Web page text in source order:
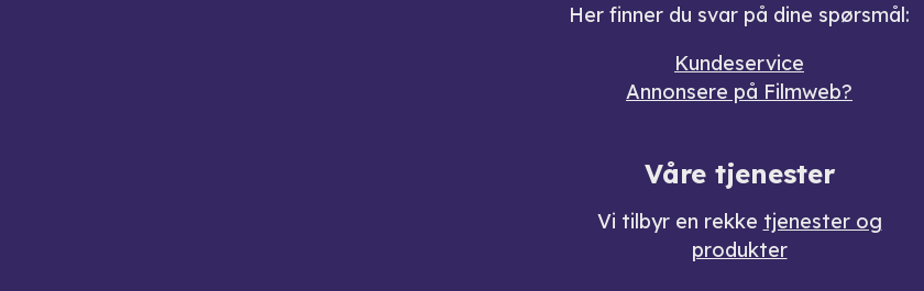
Her finner du svar på dine spørsmål:
Kundeservice
Annonsere på Filmweb?
Våre tjenester
Vi tilbyr en rekke tjenester og
produkter